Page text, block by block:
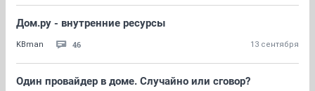
Дом.ру - внутренние ресурсы
KBman 46 13 сентября
Один провайдер в доме. Случайно или сговор?